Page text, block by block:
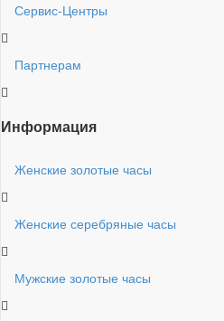
Сервис-Центры
Партнерам
Информация
Женские золотые часы
Женские серебряные часы
Мужские золотые часы